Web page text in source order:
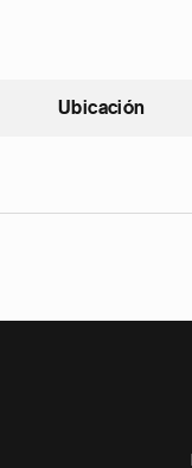
Ubicación